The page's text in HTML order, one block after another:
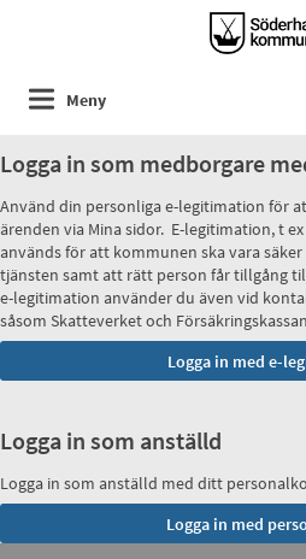
Meny
Logga in som medborgare
Använd din personliga e-legitimation för
ärenden via Mina sidor. E-legitimation, t
används för att kommunen ska vara
tjänsten samt att rätt person får tillgång
e-legitimation använder du även vid
såsom Skatteverket och
Logga in som anställd
Logga in som anställd med ditt